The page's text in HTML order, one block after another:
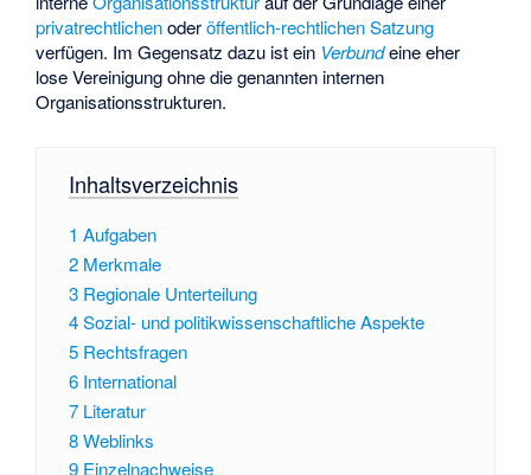
privatrechtlichenoderöffentlich-rechtlichen Satzung
verfügen. Im Gegensatz dazu ist ein Verbundeine eher
lose Vereinigung ohne die genannten internen
Organisationsstrukturen.
Inhaltsverzeichnis
1 Aufgaben
2 Merkmale
3 Regionale Unterteilung
4Sozial- und politikwissenschaftliche Aspekte
5 Rechtsfragen
6 International
7 Literatur
8Weblinks
9 Einzelnachweise